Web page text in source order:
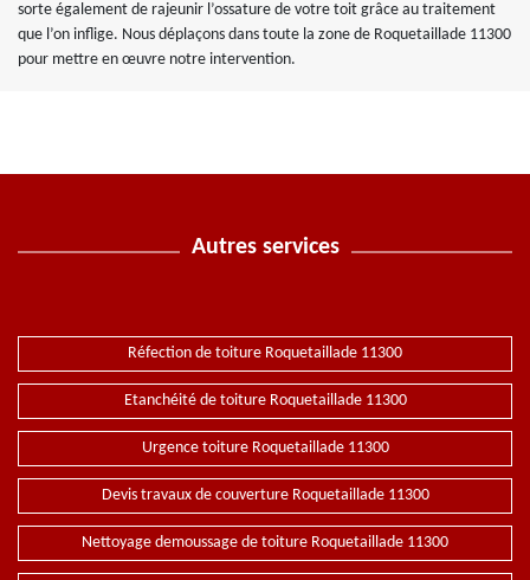
sorte également de rajeunir l’ossature de votre toit grâce au traitement
que l’on inflige. Nous déplaçons dans toute la zone de Roquetaillade 11300
pour mettre en œuvre notre intervention.
Autres services
Réfection de toiture Roquetaillade 11300
Etanchéité de toiture Roquetaillade 11300
Urgence toiture Roquetaillade 11300
Devis travaux de couverture Roquetaillade 11300
Nettoyage demoussage de toiture Roquetaillade 11300